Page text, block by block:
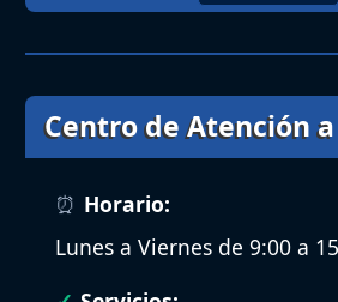
Centro de Atención
Horario:
Lunes a Viernes de 9:00 a